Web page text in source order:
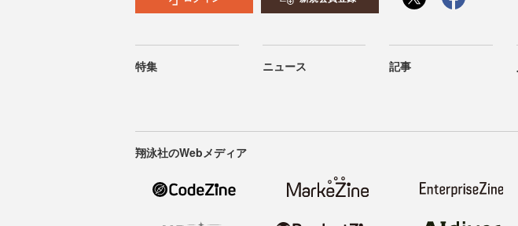
特集 ニュース 記事
翔泳社のWebメディア